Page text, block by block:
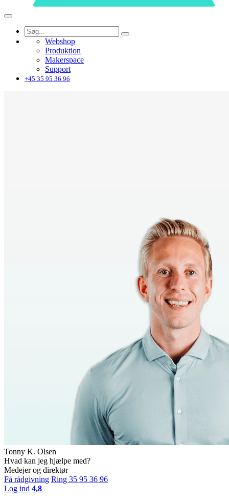
Webshop
Produktion
Makerspace
Support
+45 35 95 36 96
Tonny K. Olsen
Hvad kan jeg hjælpe med?
Medejer og direktør
Få rådgivning Ring 35 95 36 96
Log ind 4,8